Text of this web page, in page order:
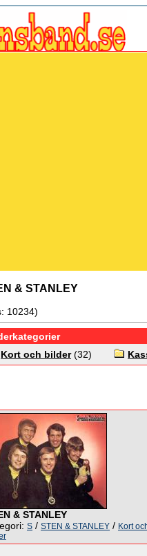
& STANLEY
10234)
Kort och bilder(32)
& STANLEY
S / STEN & STANLEY / Kort